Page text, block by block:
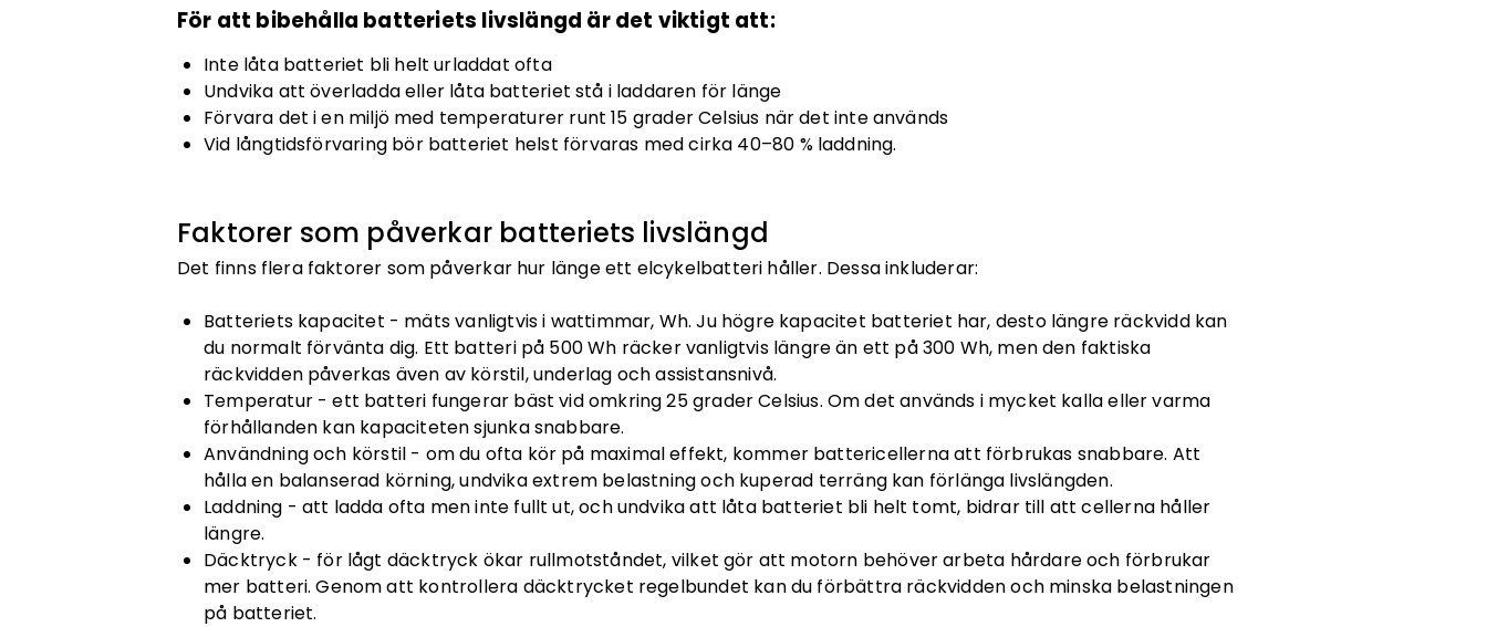
För att bibehålla batteriets livslängd är det viktigt att:
Inte låta batteriet bli helt urladdat ofta
Undvika att överladda eller låta batteriet stå i laddaren för länge
Förvara det i en miljö med temperaturer runt 15 grader Celsius när det inte används
Vid långtidsförvaring bör batteriet helst förvaras med cirka 40–80 % laddning.
Faktorer som påverkar batteriets livslängd
Det finns flera faktorer som påverkar hur länge ett elcykelbatteri håller. Dessa inkluderar:
Batteriets kapacitet - mäts vanligtvis i wattimmar, Wh. Ju högre kapacitet batteriet har, desto längre räckvidd kan
du normalt förvänta dig. Ett batteri på 500 Wh räcker vanligtvis längre än ett på 300 Wh, men den faktiska
räckvidden påverkas även av körstil, underlag och assistansnivå.
Temperatur - ett batteri fungerar bäst vid omkring 25 grader Celsius. Om det används i mycket kalla eller varma
förhållanden kan kapaciteten sjunka snabbare.
Användning och körstil - om du ofta kör på maximal effekt, kommer battericellerna att förbrukas snabbare. Att
hålla en balanserad körning, undvika extrem belastning och kuperad terräng kan förlänga livslängden.
Laddning - att ladda ofta men inte fullt ut, och undvika att låta batteriet bli helt tomt, bidrar till att cellerna håller
längre.
Däcktryck - för lågt däcktryck ökar rullmotståndet, vilket gör att motorn behöver arbeta hårdare och förbrukar
mer batteri. Genom att kontrollera däcktrycket regelbundet kan du förbättra räckvidden och minska belastningen
på batteriet.